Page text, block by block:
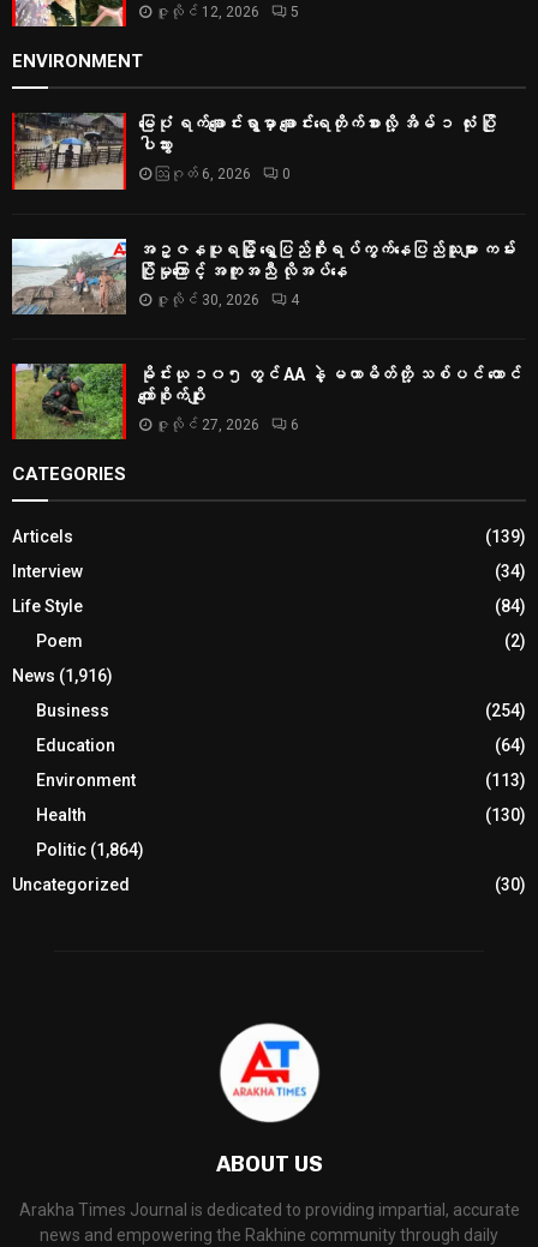
ဇူလိုင် 12, 2026 5
ENVIRONMENT
မြေပုံ ရက်ချောင်းရွာမှာ ချောင်းရေတိုက်စားလို့ အိမ် ၁ လုံး ပြို
ပါသွား
ဩဂုတ် 6, 2026 0
အဥ္ဇနပူရမြို့ ရွှေပြည်စိုးရပ်ကွက်နေပြည်သူများ ကမ်း
ပြိုမှုကြောင့် အကူအညီ လိုအပ်နေ
ဇူလိုင် 30, 2026 4
မိုင်းယု ၁၀၅ တွင် AA နဲ့ မဟာမိတ်တို့ သစ်ပင် ထောင်
ကျော်စိုက်ပျိုး
ဇူလိုင် 27, 2026 6
CATEGORIES
Articels
(139)
Interview
(34)
Life Style
(84)
Poem
(2)
News (1,916)
Business
(254)
Education
(64)
Environment
(113)
Health
(130)
Politic (1,864)
Uncategorized
(30)
ABOUT US
Arakha Times Journal is dedicated to providing impartial, accurate
news and empowering the Rakhine community through daily